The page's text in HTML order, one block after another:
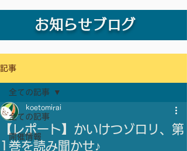
お知らせブログ
記事
全ての記事
開催情報
全ての記事
【レポート】かいけつゾロリ、第
1巻を読み聞かせ♪
koetomirai